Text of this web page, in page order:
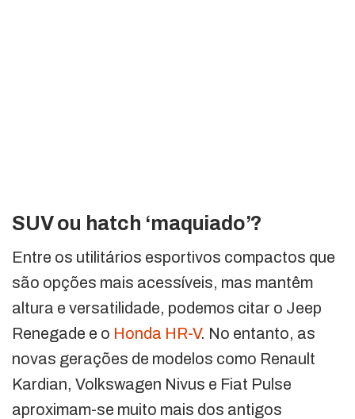
SUV ou hatch ‘maquiado’?
Entre os utilitários esportivos compactos que
são opções mais acessíveis, mas mantêm
altura e versatilidade, podemos citar o Jeep
Renegade e o Honda HR-V. No entanto, as
novas gerações de modelos como Renault
Kardian, Volkswagen Nivus e Fiat Pulse
aproximam-se muito mais dos antigos